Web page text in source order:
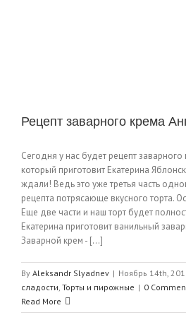
Рецепт заварного крема
Сегодня у нас будет рецепт
который приготовит Екатерина
ждали! Ведь это уже третья часть
рецепта потрясающе вкусного торта.
Еще две части и наш торт будет
Екатерина приготовит ванильный
Заварной крем - [...]
By Aleksandr Slyadnev | Ноябрь 14th,
сладости, Торты и пирожные | 0
Read More